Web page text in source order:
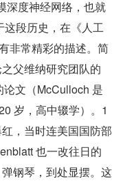
深度神经网络，也就
这段历史，在《人工
非常精彩的描述。简
父维纳研究团队的
文（McCulloch 是
岁，高中辍学）。1
，当时连美国国防部
也一改往日的
钢琴，到处显摆。这